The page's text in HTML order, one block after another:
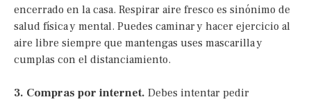
encerrado en la casa. Respirar aire fresco es sinónimo de
salud física y mental. Puedes caminar y hacer ejercicio al
aire libre siempre que mantengas uses mascarilla y
cumplas con el distanciamiento.
3. Compras por internet. Debes intentar pedir